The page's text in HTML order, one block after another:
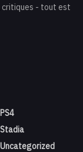
critiques - tout est
PS4
Stadia
Uncategorized